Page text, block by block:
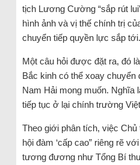
tịch Lương Cường “sắp rút
hình ảnh và vị thế chính trị
chuyển tiếp quyền lực sắp tới.
Một câu hỏi được đặt ra, đó
Bắc kinh có thể xoay
Nam Hải mong muốn. Nghĩa
tiếp tục ở lại chính trường
Theo giới phân tích, việc
hội đàm ‘cấp cao” riêng rẽ
tương đương như Tổng Bí